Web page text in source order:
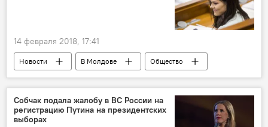
14 февраля 2018, 17:41
Новости В Молдове
Общество
Республика Молдова
Алина Зотя-Дурня
депутат
свадьба
либералы
фамилия
Парламент
Собчак подала жалобу в ВС России на
регистрацию Путина на президентских
выборах